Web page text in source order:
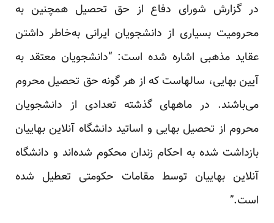
در گزارش شورای دفاع از حق تحصیل همچنین به
محرومیت بسیاری از دانشجویان ایرانی به‌خاطر داشتن
عقاید مذهبی اشاره شده است: “دانشجویان معتقد به
آیین بهایی، سالهاست که از هر گونه حق تحصیل محروم
می‌باشند. در ماههای گذشته تعدادی از دانشجویان
محروم از تحصیل بهایی و اساتید دانشگاه آنلاین بهاییان
بازداشت شده به احکام زندان محکوم شده‌اند و دانشگاه
آنلاین بهاییان توسط مقامات حکومتی تعطیل شده
است.”